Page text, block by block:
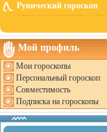
Рунический гороскоп
Мой профиль
Мои гороскопы
Персональный гороскоп
Совместимость
Подписка на гороскопы